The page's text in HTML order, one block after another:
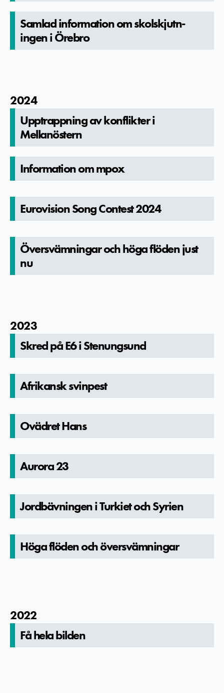
Samlad informatio­n om skolskjutn­
ingen i Örebro
2024
Upptrappni­ng av konflikter­ i
Mellanöstern
Informatio­n om mpox
Eurovision­ Song Contest 2024
Översvämningar och höga flöden just
nu
2023
Skred på E6 i Stenungsun­d
Afrikansk svinpest
Ovädret Hans
Aurora 23
Jordbävningen i Turkiet och Syrien
Höga flöden och översvämningar
2022
Få hela bilden